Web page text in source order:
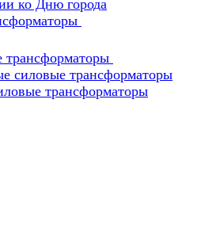
ко Дню города
трансформаторы
силовые трансформаторы
трансформаторы